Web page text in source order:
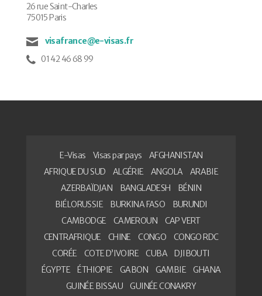
26 rue Saint-Charles
75015 Paris
visafrance@e-visas.fr
01 42 46 68 99
E-Visas Visas par pays
AFGHANISTAN
AFRIQUE DU SUD
ALGÉRIE ANGOLA
ARABIE
AZERBAÏDJAN
BANGLADESH
BÉNIN
BIÉLORUSSIE
BURKINA FASO
BURUNDI
CAMBODGE
CAMEROUN
CAP VERT
CENTRAFRIQUE
CHINE CONGO
CONGO RDC
CORÉE
COTE D’IVOIRE CUBA
DJIBOUTI
ÉGYPTE
ÉTHIOPIE GABON GAMBIE
GHANA
GUINÉE BISSAU
GUINÉE CONAKRY